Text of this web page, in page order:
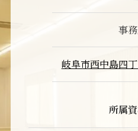
事
岐阜市西中島四
所属